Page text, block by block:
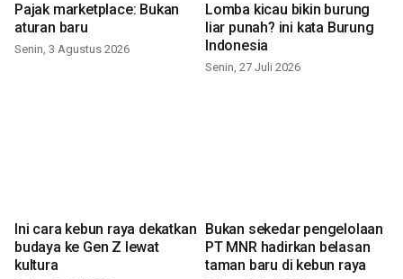
Pajak marketplace: Bukan
aturan baru
Senin, 3 Agustus 2026
Lomba kicau bikin burung
liar punah? ini kata Burung
Indonesia
Senin, 27 Juli 2026
Ini cara kebun raya dekatkan
budaya ke Gen Z lewat
kultura
Bukan sekedar pengelolaan
PT MNR hadirkan belasan
taman baru di kebun raya